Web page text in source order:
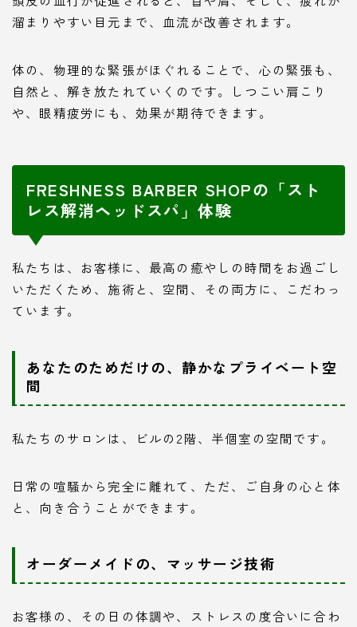
溜まりやすい目元まで、血流が改善されます。
体の、物理的な緊張がほぐれることで、心の緊張も、
自然と、解き放たれていくのです。しつこい肩こり
や、眼精疲労にも、効果が期待できます。
FRESHNESS BARBER SHOPの「スト
レス解消ヘッドスパ」体験
私たちは、お客様に、最高の癒やしの時間をお過ごし
いただくため、施術と、空間、その両方に、こだわっ
ています。
あなたのためだけの、静かなプライベート空
間
私たちのサロンは、ビルの2階、半個室の空間です。
日常の喧騒から完全に離れて、ただ、ご自身の心と体
と、向き合うことができます。
オーダーメイドの、マッサージ技術
お客様の、その日の体調や、ストレスの度合いに合わ